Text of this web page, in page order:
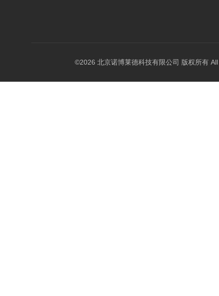
©2026 北京诺博莱德科技有限公司 版权所有